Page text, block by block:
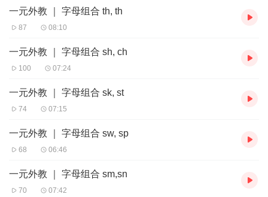
一元外教 ｜ 字母组合 th, th
87 08:10
一元外教 ｜ 字母组合 sh, ch
100 07:24
一元外教 ｜ 字母组合 sk, st
74 07:15
一元外教 ｜ 字母组合 sw, sp
68 06:46
一元外教 ｜ 字母组合 sm,sn
70 07:42